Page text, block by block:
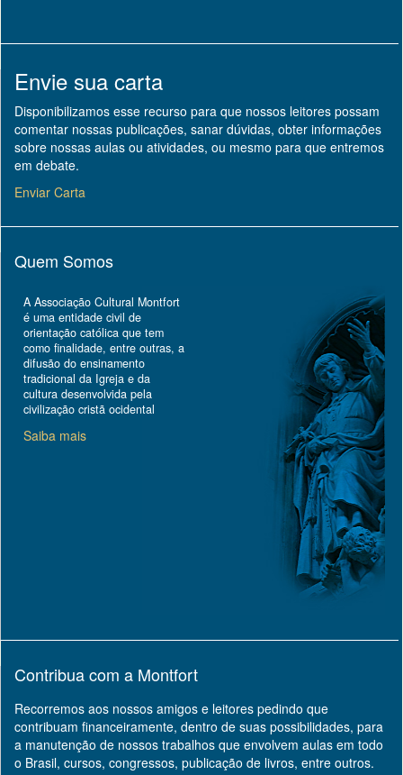
Envie sua carta
Disponibilizamos esse recurso para que nossos leitores possam
comentar nossas publicações, sanar dúvidas, obter informações
sobre nossas aulas ou atividades, ou mesmo para que entremos
em debate.
Enviar Carta
Quem Somos
A Associação Cultural Montfort
é uma entidade civil de
orientação católica que tem
como finalidade, entre outras, a
difusão do ensinamento
tradicional da Igreja e da
cultura desenvolvida pela
civilização cristã ocidental
Saiba mais
Contribua com a Montfort
Recorremos aos nossos amigos e leitores pedindo que
contribuam financeiramente, dentro de suas possibilidades, para
a manutenção de nossos trabalhos que envolvem aulas em todo
o Brasil, cursos, congressos, publicação de livros, entre outros.